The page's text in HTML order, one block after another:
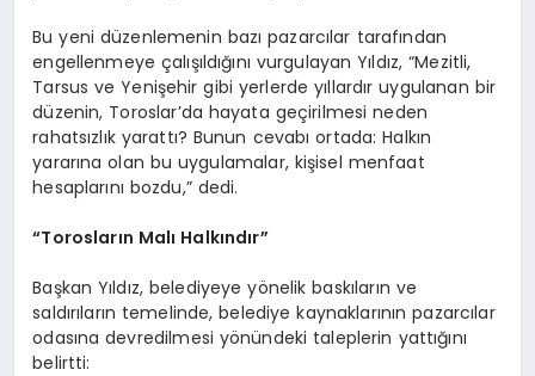
Bu yeni düzenlemenin bazı pazarcılar tarafından
engellenmeye çalışıldığını vurgulayan Yıldız, “Mezitli,
Tarsus ve Yenişehir gibi yerlerde yıllardır uygulanan bir
düzenin, Toroslar’da hayata geçirilmesi neden
rahatsızlık yarattı? Bunun cevabı ortada: Halkın
yararına olan bu uygulamalar, kişisel menfaat
hesaplarını bozdu,” dedi.
“Torosların Malı Halkındır”
Başkan Yıldız, belediyeye yönelik baskıların ve
saldırıların temelinde, belediye kaynaklarının pazarcılar
odasına devredilmesi yönündeki taleplerin yattığını
belirtti: